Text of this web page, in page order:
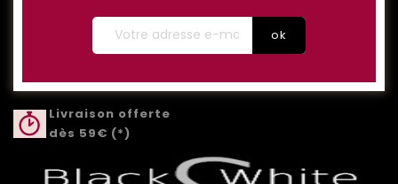
Livraison offerte
dès 59€ (*)